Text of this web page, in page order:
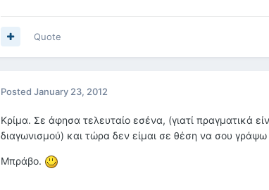
Quote
Posted January 23, 2012
Κρίμα. Σε άφησα τελευταίο εσένα, (γιατί πραγματικά
διαγωνισμού) και τώρα δεν είμαι σε θέση να σου
Μπράβο.